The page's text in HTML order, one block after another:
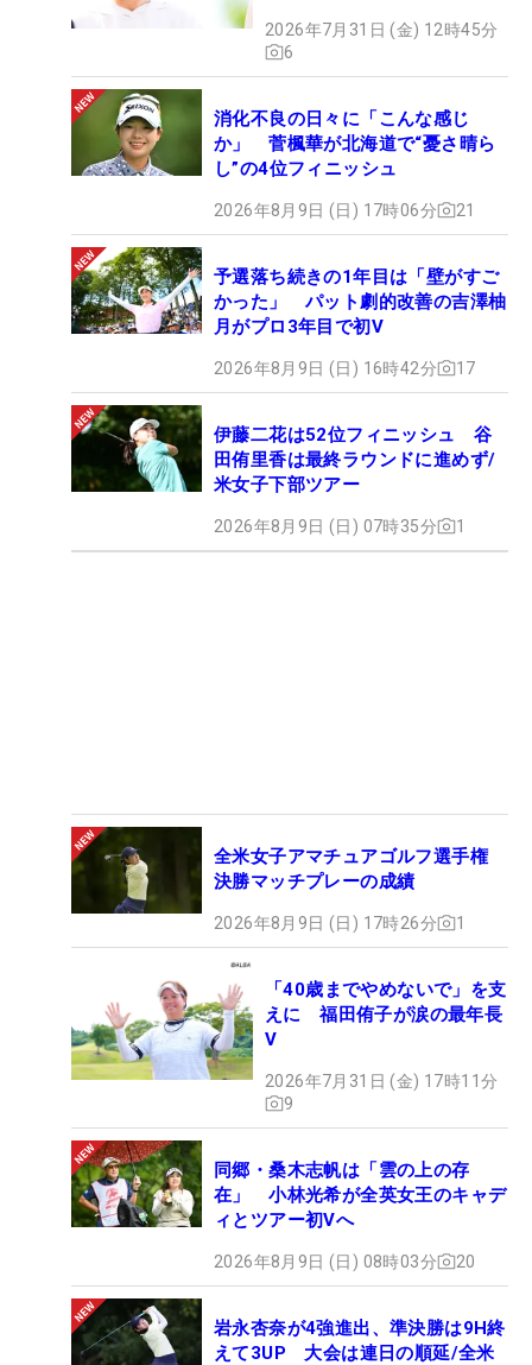
2026年7月31日 (金) 12時45分
6
消化不良の日々に「こんな感じ
か」 菅楓華が北海道で“憂さ晴ら
し”の4位フィニッシュ
2026年8月9日 (日) 17時06分 21
予選落ち続きの1年目は「壁がすご
かった」 パット劇的改善の吉澤柚
月がプロ3年目で初V
2026年8月9日 (日) 16時42分 17
伊藤二花は52位フィニッシュ 谷
田侑里香は最終ラウンドに進めず/
米女子下部ツアー
2026年8月9日 (日) 07時35分 1
全米女子アマチュアゴルフ選手権
決勝マッチプレーの成績
2026年8月9日 (日) 17時26分 1
「40歳までやめないで」を支
えに 福田侑子が涙の最年長
V
2026年7月31日 (金) 17時11分
9
同郷・桑木志帆は「雲の上の存
在」 小林光希が全英女王のキャデ
ィとツアー初Vへ
2026年8月9日 (日) 08時03分 20
岩永杏奈が4強進出、準決勝は9H終
えて3UP 大会は連日の順延/全米